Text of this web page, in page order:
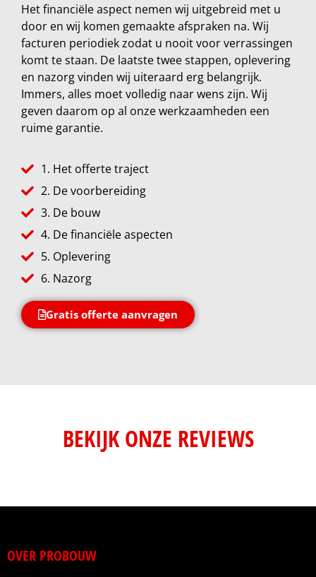
Het financiële aspect nemen wij uitgebreid met u
door en wij komen gemaakte afspraken na. Wij
facturen periodiek zodat u nooit voor verrassingen
komt te staan. De laatste twee stappen, oplevering
en nazorg vinden wij uiteraard erg belangrijk.
Immers, alles moet volledig naar wens zijn. Wij
geven daarom op al onze werkzaamheden een
ruime garantie.
1. Het offerte traject
2. De voorbereiding
3. De bouw
4. De financiële aspecten
5. Oplevering
6. Nazorg
Gratis offerte aanvragen
BEKIJK ONZE REVIEWS
OVER PROBOUW